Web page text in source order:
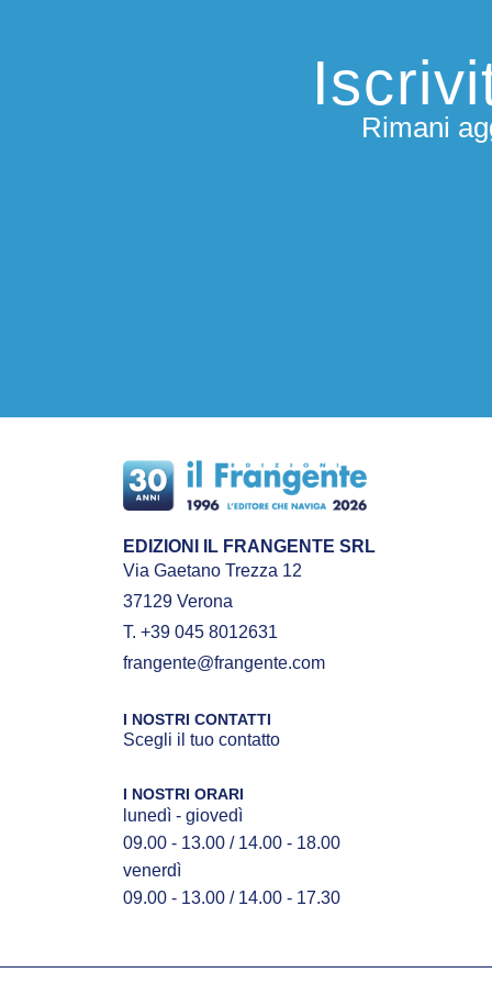
Rimani
EDIZIONI IL FRANGENTE SRL
Via Gaetano Trezza 12
37129 Verona
T. +39 045 8012631
frangente@frangente.com
I NOSTRI CONTATTI
Scegli il tuo contatto
I NOSTRI ORARI
lunedì - giovedì
09.00 - 13.00 / 14.00 - 18.00
venerdì
09.00 - 13.00 / 14.00 - 17.30